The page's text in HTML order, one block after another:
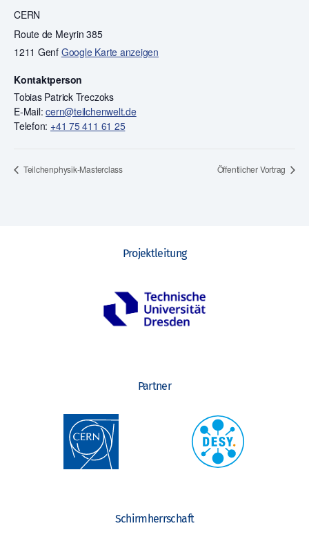
CERN
Route de Meyrin 385
1211 Genf Google Karte anzeigen
Kontaktperson
Tobias Patrick Treczoks
E-Mail:cern@teilchenwelt.de
Telefon: +41 75 411 61 25
Teilchenphysik-Masterclass Öffentlicher Vortrag
Projektleitung
Partner
Schirmherrschaft